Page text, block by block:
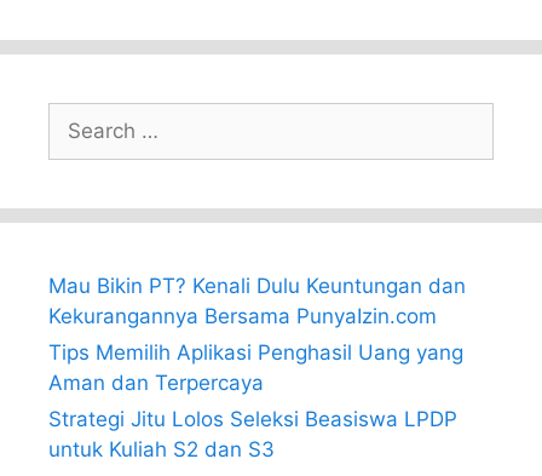
Search
for:
Mau Bikin PT? Kenali Dulu Keuntungan dan
Kekurangannya Bersama PunyaIzin.com
Tips Memilih Aplikasi Penghasil Uang yang
Aman dan Terpercaya
Strategi Jitu Lolos Seleksi Beasiswa LPDP
untuk Kuliah S2 dan S3